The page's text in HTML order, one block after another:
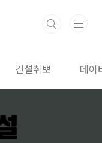
건설취뽀 데이